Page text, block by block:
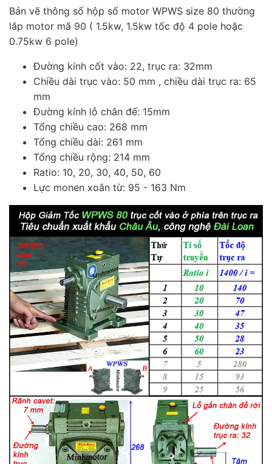
Bản vẽ thông số hộp số motor WPWS size 80 thường
lắp motor mã 90 ( 1.5kw, 1.5kw tốc độ 4 pole hoặc
0.75kw 6 pole)
Đường kính cốt vào: 22, trục ra: 32mm
Chiều dài trục vào: 50 mm , chiều dài trục ra: 65
mm
Đường kính lỗ chân đế: 15mm
Tổng chiều cao: 268 mm
Tổng chiều dài: 261 mm
Tổng chiều rộng: 214 mm
Ratio: 10, 20, 30, 40, 50, 60
Lực monen xoắn từ: 95 - 163 Nm